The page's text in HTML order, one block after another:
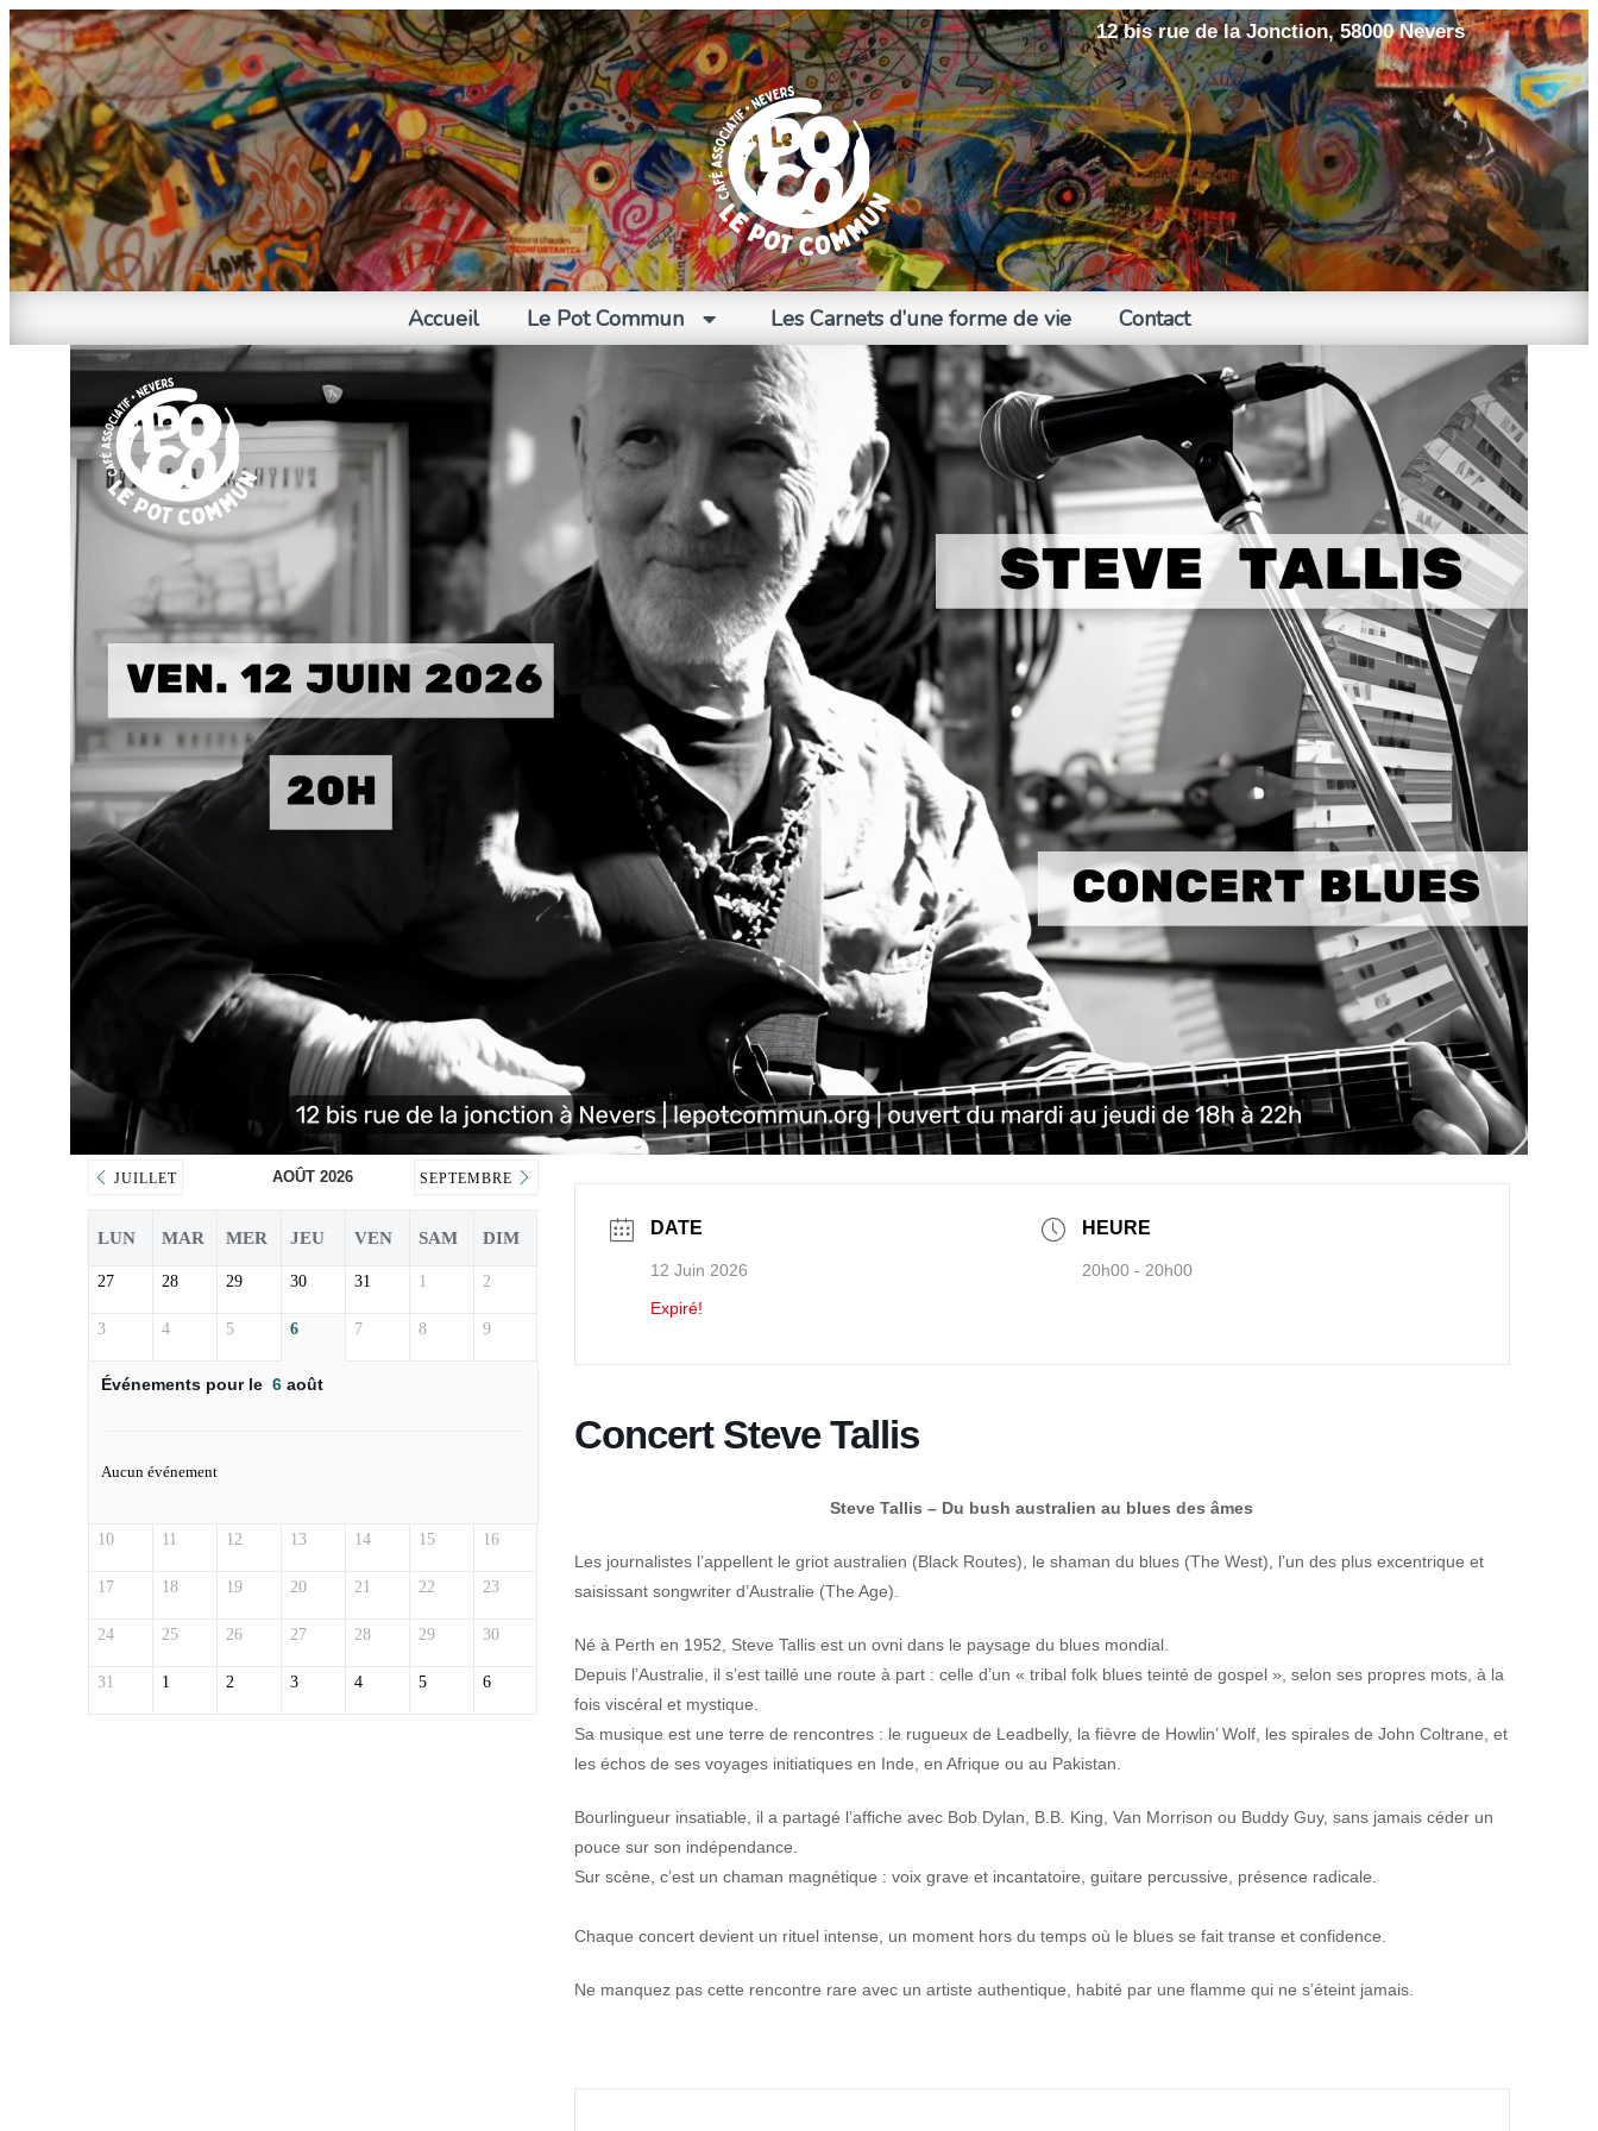
12 bis rue de la Jonction, 58000 Nevers
Accueil Le Pot Commun Les Carnets d’une forme de vie Contact
JUILLET AOÛT 2026 SEPTEMBRE
LUN MAR MER JEU VEN SAM DIM
27 28 29 30 31 1 2
3 4 5 6 7 8 9
Événements pour le 6 août
Aucun événement
10 11 12 13 14 15 16
17 18 19 20 21 22 23
24 25 26 27 28 29 30
31 1 2 3 4 5 6
DATE
12 Juin 2026
Expiré!
HEURE
20h00 - 20h00
Concert Steve Tallis
Steve Tallis – Du bush australien au blues des âmes
Les journalistes l’appellent le griot australien (Black Routes), le shaman du blues (The West), l’un des plus excentrique et
saisissant songwriter d’Australie (The Age).
Né à Perth en 1952, Steve Tallis est un ovni dans le paysage du blues mondial.
Depuis l’Australie, il s’est taillé une route à part : celle d’un « tribal folk blues teinté de gospel », selon ses propres mots, à la
fois viscéral et mystique.
Sa musique est une terre de rencontres : le rugueux de Leadbelly, la fièvre de Howlin’ Wolf, les spirales de John Coltrane, et
les échos de ses voyages initiatiques en Inde, en Afrique ou au Pakistan.
Bourlingueur insatiable, il a partagé l’affiche avec Bob Dylan, B.B. King, Van Morrison ou Buddy Guy, sans jamais céder un
pouce sur son indépendance.
Sur scène, c’est un chaman magnétique : voix grave et incantatoire, guitare percussive, présence radicale.
Chaque concert devient un rituel intense, un moment hors du temps où le blues se fait transe et confidence.
Ne manquez pas cette rencontre rare avec un artiste authentique, habité par une flamme qui ne s’éteint jamais.